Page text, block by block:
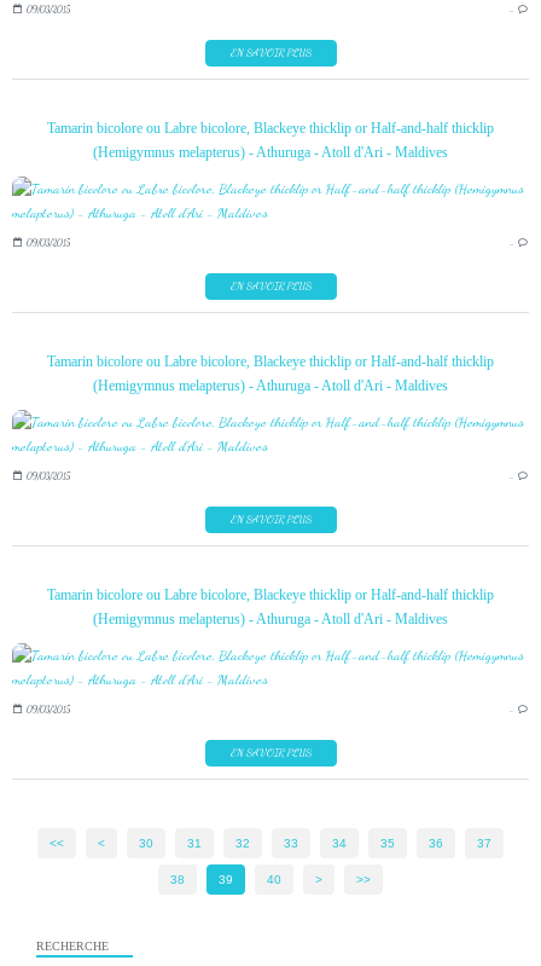
09/03/2015 …
EN SAVOIR PLUS
Tamarin bicolore ou Labre bicolore, Blackeye thicklip or Half-and-half thicklip
(Hemigymnus melapterus) - Athuruga - Atoll d'Ari - Maldives
09/03/2015 …
EN SAVOIR PLUS
Tamarin bicolore ou Labre bicolore, Blackeye thicklip or Half-and-half thicklip
(Hemigymnus melapterus) - Athuruga - Atoll d'Ari - Maldives
09/03/2015 …
EN SAVOIR PLUS
Tamarin bicolore ou Labre bicolore, Blackeye thicklip or Half-and-half thicklip
(Hemigymnus melapterus) - Athuruga - Atoll d'Ari - Maldives
09/03/2015 …
EN SAVOIR PLUS
<< < 10
20
30 31 32 33 34 35 36 37
38 39 40 50
60
> >>
RECHERCHE